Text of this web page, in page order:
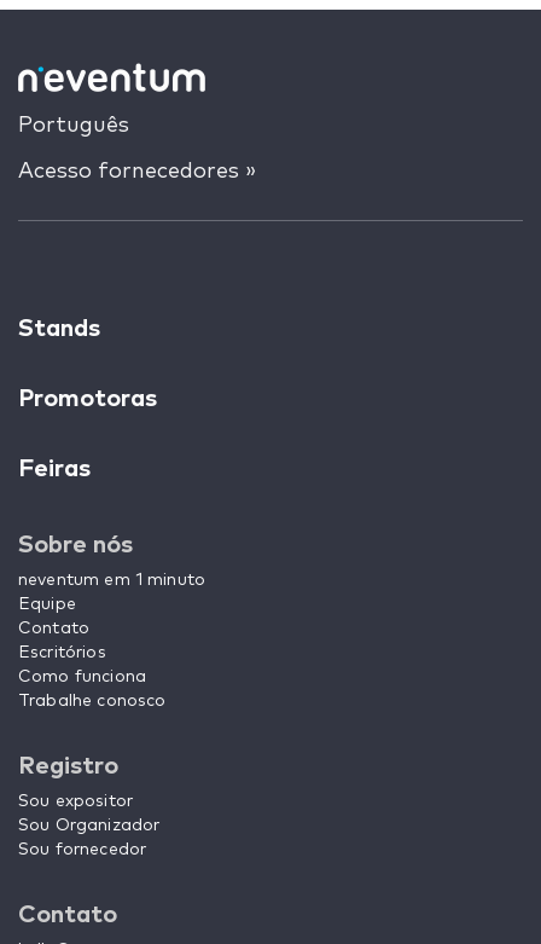
Português
Acesso fornecedores »
Stands
Promotoras
Feiras
Sobre nós
neventum em 1 minuto
Equipe
Contato
Escritórios
Como funciona
Trabalhe conosco
Registro
Sou expositor
Sou Organizador
Sou fornecedor
Contato